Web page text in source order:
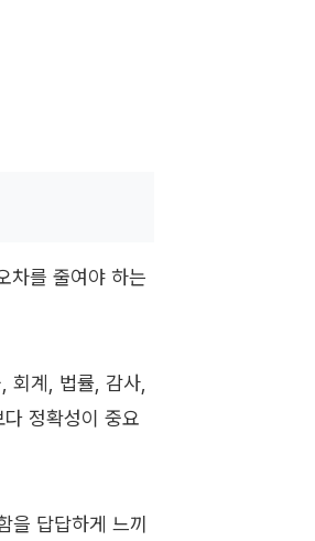
차를 줄여야 하는
회계, 법률, 감사,
정확성이 중요
을 답답하게 느끼